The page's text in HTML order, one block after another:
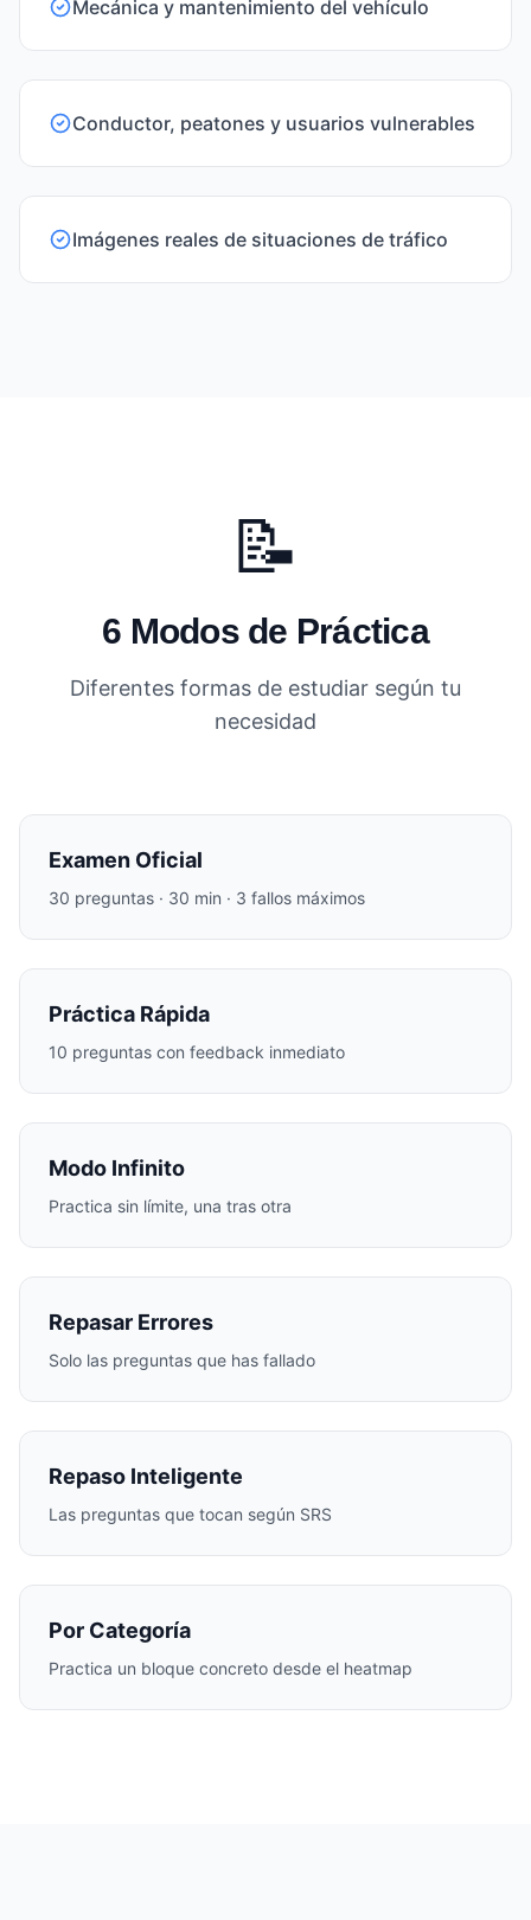
Mecánica y mantenimiento del vehículo
Conductor, peatones y usuarios vulnerables
Imágenes reales de situaciones de tráfico
📝
6 Modos de Práctica
Diferentes formas de estudiar según tu
necesidad
Examen Oficial
30 preguntas · 30 min · 3 fallos máximos
Práctica Rápida
10 preguntas con feedback inmediato
Modo Infinito
Practica sin límite, una tras otra
Repasar Errores
Solo las preguntas que has fallado
Repaso Inteligente
Las preguntas que tocan según SRS
Por Categoría
Practica un bloque concreto desde el heatmap